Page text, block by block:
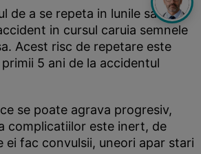
de a se repeta in lunile sau anii
in cursul caruia semnele
Acest risc de repetare este
5 ani de la accidentul
se poate agrava progresiv,
complicatiilor este inert, de
ei fac convulsii, uneori apar stari